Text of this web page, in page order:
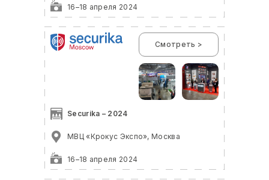
16–18 апреля 2024
16–18 апреля 2024
Securika – 2024
МВЦ «Крокус Экспо», Москва
Смотреть >